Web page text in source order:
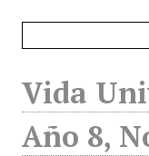
Vida
Año 8,